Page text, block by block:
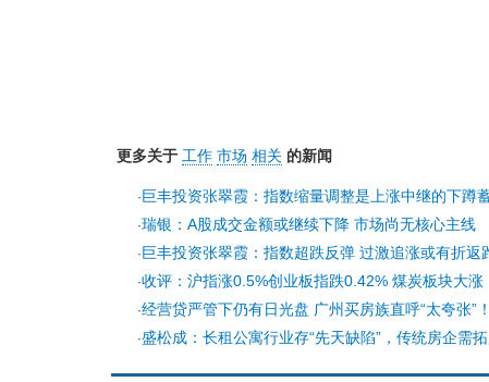
更多关于 工作 市场 相关 的新闻
·巨丰投资张翠霞：指数缩量调整是上涨中继的下蹲
·瑞银：A股成交金额或继续下降 市场尚无核心主线
·巨丰投资张翠霞：指数超跌反弹 过激追涨或有折返
·收评：沪指涨0.5%创业板指跌0.42% 煤炭板块大涨
·经营贷严管下仍有日光盘 广州买房族直呼“太夸张”！
·盛松成：长租公寓行业存“先天缺陷”，传统房企需